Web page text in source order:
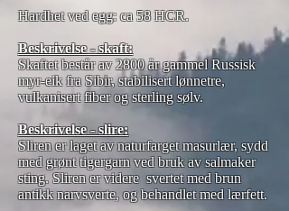
Hardhet ved egg: ca 58 HCR.
Beskrivelse - skaft:
Skaftet består av 2800 år gammel Russisk
myr-eik fra Sibir, stabilisert lønnetre,
vulkanisert fiber og sterling sølv.
Beskrivelse - slire:
Sliren er laget av naturfarget masurlær, sydd
med grønt tigergarn ved bruk av salmaker
sting. Sliren er videre svertet med brun
antikk narvsverte, og behandlet med lærfett.